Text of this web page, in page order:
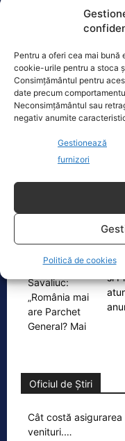
Pentru a oferi cea mai bună
cookie-urile pentru a stoca
Consimțământul pentru
date precum
Neconsimțământul sau
negativ anumite
Gestionează
furnizori
Politică de cookies
Dronă doborâtă
Padina Buzău -
O dronă a fost
F‑16 al Forțelor
județul[...]
Răzvan
Parchet
si
Oficiul de Știri
Cât costă
venituri.…